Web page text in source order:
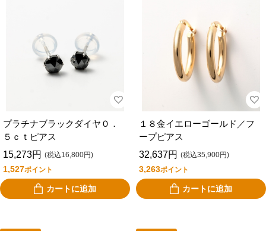
プラチナブラックダイヤ０．
５ｃｔピアス
15,273円 (税込16,800円)
1,527ポイント
カートに追加
１８金イエローゴールド／フ
ープピアス
32,637円 (税込35,900円)
3,263ポイント
カートに追加